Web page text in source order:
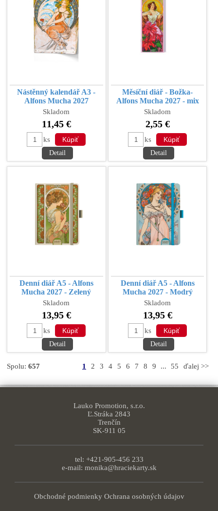
Nástěnný kalendář A3 -
Alfons Mucha 2027
Skladom
11,45 €
ks
Detail
Měsíční diář - Božka-
Alfons Mucha 2027 - mix
Skladom
2,55 €
ks
Detail
Denní diář A5 - Alfons
Mucha 2027 - Zelený
Skladom
13,95 €
ks
Detail
Denní diář A5 - Alfons
Mucha 2027 - Modrý
Skladom
13,95 €
ks
Detail
Spolu: 657 1 2 3 4 5 6 7 8 9 ... 55 ďalej >>
Lauko Promotion, s.r.o.
Ľ.Stráka 2843
Trenčín
SK-911 05
tel: +421-905-456 233
e-mail: monika@hraciekarty.sk
Obchodné podmienky Ochrana osobných údajov